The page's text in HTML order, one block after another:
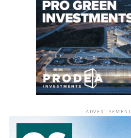
ADVERTISEMENT